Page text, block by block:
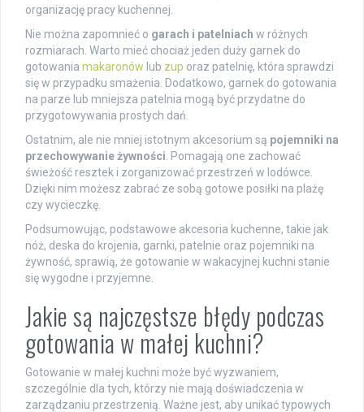
organizację pracy kuchennej.
Nie można zapomnieć o garach i patelniach w różnych
rozmiarach. Warto mieć chociaż jeden duży garnek do
gotowania makaronów lub zup oraz patelnię, która sprawdzi
się w przypadku smażenia. Dodatkowo, garnek do gotowania
na parze lub mniejsza patelnia mogą być przydatne do
przygotowywania prostych dań.
Ostatnim, ale nie mniej istotnym akcesorium są pojemniki na
przechowywanie żywności . Pomagają one zachować
świeżość resztek i zorganizować przestrzeń w lodówce.
Dzięki nim możesz zabrać ze sobą gotowe posiłki na plażę
czy wycieczkę.
Podsumowując, podstawowe akcesoria kuchenne, takie jak
nóż, deska do krojenia, garnki, patelnie oraz pojemniki na
żywność, sprawią, że gotowanie w wakacyjnej kuchni stanie
się wygodne i przyjemne.
Jakie są najczęstsze błędy podczas
gotowania w małej kuchni?
Gotowanie w małej kuchni może być wyzwaniem,
szczególnie dla tych, którzy nie mają doświadczenia w
zarządzaniu przestrzenią. Ważne jest, aby unikać typowych